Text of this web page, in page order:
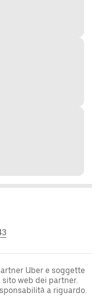
Uber e soggette
web dei partner.
a riguardo.